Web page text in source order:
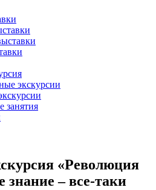
экскурсии
занятия
«Революция
знание – все-таки